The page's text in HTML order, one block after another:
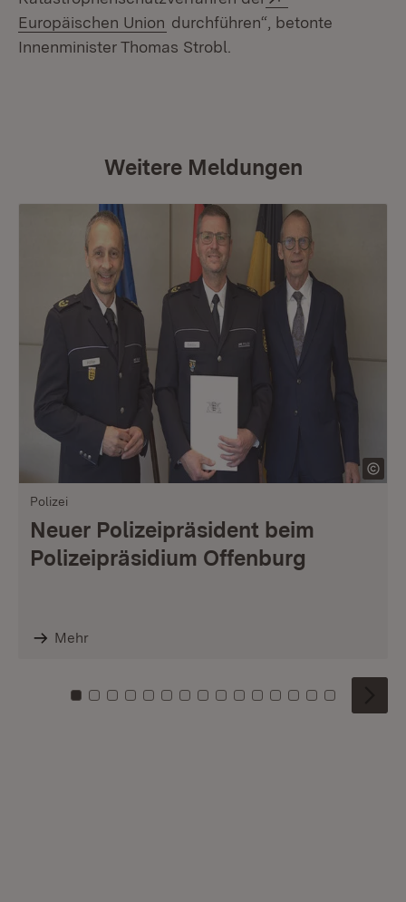
Europäischen Union (Öffnet in neuem Fenster)
durchführen“, betonte
Innenminister Thomas Strobl.
Weitere Meldungen
Polizei
Neuer Polizeipräsident beim
Polizeipräsidium Offenburg
Mehr
Zu Kachel: 0
Zu Kachel: 1
Zu Kachel: 2
Zu Kachel: 3
Zu Kachel: 4
Zu Kachel: 5
Zu Kachel: 6
Zu Kachel: 7
Zu Kachel: 8
Zu Kachel: 9
Zu Kachel: 10
Zu Kachel: 11
Zu Kachel: 12
Zu Kachel:
Zu